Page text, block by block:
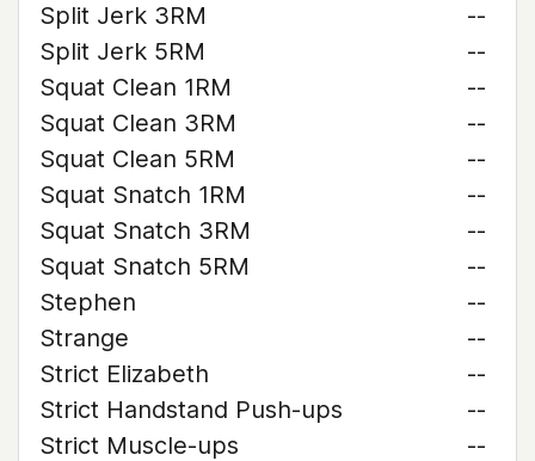
Split Jerk 3RM
--
Split Jerk 5RM
--
Squat Clean 1RM
--
Squat Clean 3RM
--
Squat Clean 5RM
--
Squat Snatch 1RM
--
Squat Snatch 3RM
--
Squat Snatch 5RM
--
Stephen
--
Strange
--
Strict Elizabeth
--
Strict Handstand Push-ups
--
Strict Muscle-ups
--